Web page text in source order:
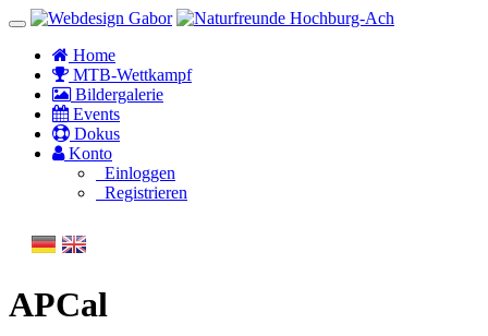
Home
MTB-Wettkampf
Bildergalerie
Events
Dokus
Konto
Einloggen
Registrieren
APCal